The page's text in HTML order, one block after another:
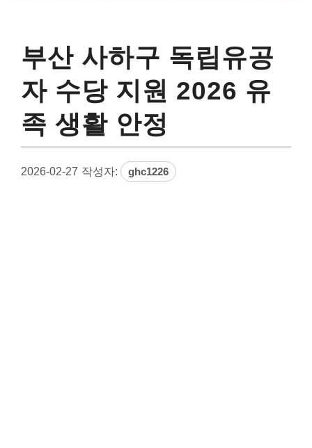
부산 사하구 독립유공
자 수당 지원 2026 유
족 생활 안정
2026-02-27 작성자: ghc1226